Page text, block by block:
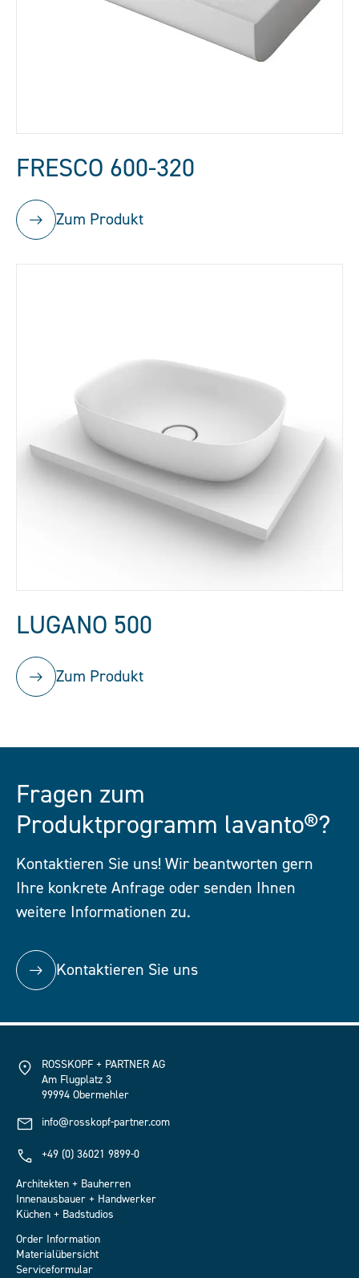
FRESCO 600-320
Zum Produkt
LUGANO 500
Zum Produkt
Fragen zum
Produktprogramm lavanto®?
Kontaktieren Sie uns! Wir beantworten gern
Ihre konkrete Anfrage oder senden Ihnen
weitere Informationen zu.
Kontaktieren Sie uns
ROSSKOPF + PARTNER AG
Am Flugplatz 3
99994 Obermehler
info@rosskopf-partner.com
+49 (0) 36021 9899-0
Architekten + Bauherren
Innenausbauer + Handwerker
Küchen + Badstudios
Order Information
Materialübersicht
Serviceformular